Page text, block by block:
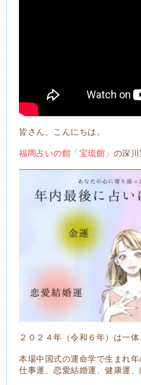
皆さん、こんにちは。
福岡占いの館「宝琉館」 の深川
２０２４年（令和６年）は一体
本場中国式の運命学で生まれ年
仕事運、恋愛結婚運、健康運、